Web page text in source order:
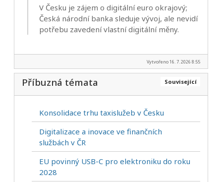
V Česku je zájem o digitální euro okrajový;
Česká národní banka sleduje vývoj, ale nevidí
potřebu zavedení vlastní digitální měny.
Vytvořeno 16. 7. 2026 8:55
Související
Příbuzná témata
Konsolidace trhu taxislužeb v Česku
Digitalizace a inovace ve finančních
službách v ČR
EU povinný USB-C pro elektroniku do roku
2028